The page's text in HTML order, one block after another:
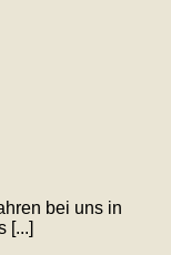
bei uns in
[...]